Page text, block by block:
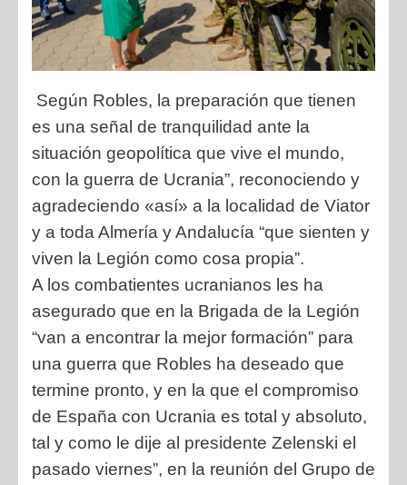
Según Robles, la preparación que tienen
es una señal de tranquilidad ante la
situación geopolítica que vive el mundo,
con la guerra de Ucrania”, reconociendo y
agradeciendo «así» a la localidad de Viator
y a toda Almería y Andalucía “que sienten y
viven la Legión como cosa propia”.
A los combatientes ucranianos les ha
asegurado que en la Brigada de la Legión
“van a encontrar la mejor formación” para
una guerra que Robles ha deseado que
termine pronto, y en la que el compromiso
de España con Ucrania es total y absoluto,
tal y como le dije al presidente Zelenski el
pasado viernes”, en la reunión del Grupo de